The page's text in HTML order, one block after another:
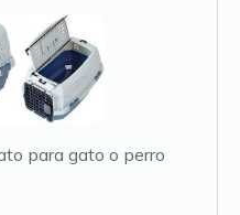
para gato o perro